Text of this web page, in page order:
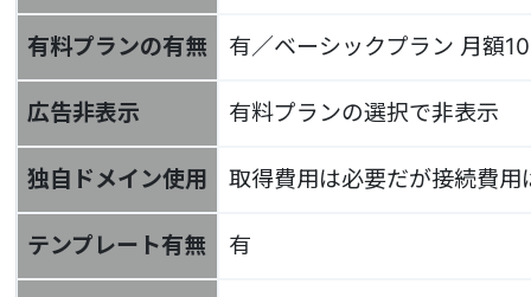
有料プランの有無
広告非表示
独自ドメイン使用
テンプレート有無
有／ベーシックプラン 月額
有料プランの選択で非表示
取得費用は必要だが接続費用
有